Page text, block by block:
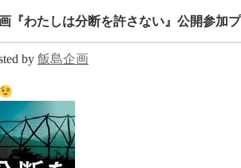
『わたしは分断を許さない』公開参加
by 飯島企画